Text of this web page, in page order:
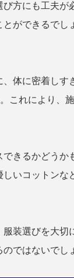
方にも工夫
ができるで
体に密着し
れにより、
きるかどう
いコットン
装選びを大
ではないでし